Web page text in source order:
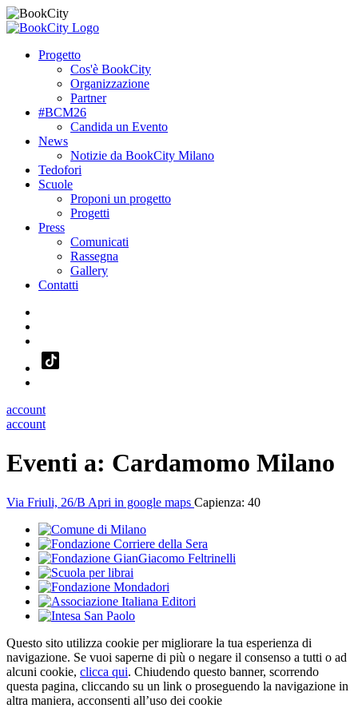
Progetto
Cos'è BookCity
Organizzazione
Partner
#BCM26
Candida un Evento
News
Notizie da BookCity Milano
Tedofori
Scuole
Proponi un progetto
Progetti
Press
Comunicati
Rassegna
Gallery
Contatti
account
account
Eventi a: Cardamomo Milano
Via Friuli, 26/B Apri in google maps Capienza: 40
Questo sito utilizza cookie per migliorare la tua esperienza di
navigazione. Se vuoi saperne di più o negare il consenso a tutti o ad
alcuni cookie, clicca qui. Chiudendo questo banner, scorrendo
questa pagina, cliccando su un link o proseguendo la navigazione in
altra maniera, acconsenti all’uso dei cookie